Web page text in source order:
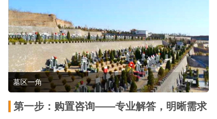
墓区一角
第一步：购置咨询——专业解答，明晰需求